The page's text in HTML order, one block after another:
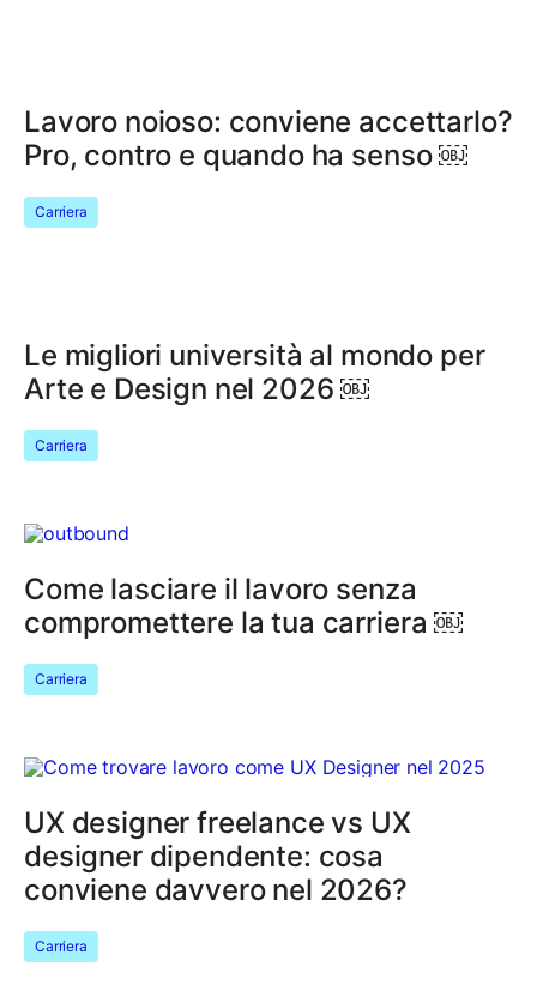
Lavoro noioso: conviene accettarlo?
Pro, contro e quando ha senso ￼
Carriera
Le migliori università al mondo per
Arte e Design nel 2026 ￼
Carriera
Come lasciare il lavoro senza
compromettere la tua carriera ￼
Carriera
UX designer freelance vs UX
designer dipendente: cosa
conviene davvero nel 2026?
Carriera